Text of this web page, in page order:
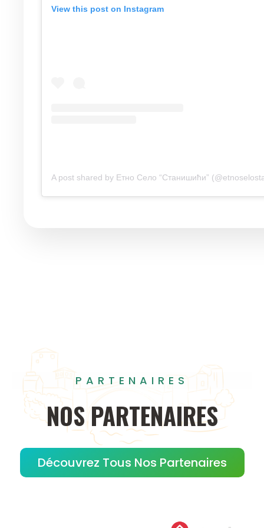
View this post on Instagram
A post shared by Етно Село “Станишићи”
PARTENAIRES
NOS PARTENAIRES
Découvrez Tous Nos Partenaires